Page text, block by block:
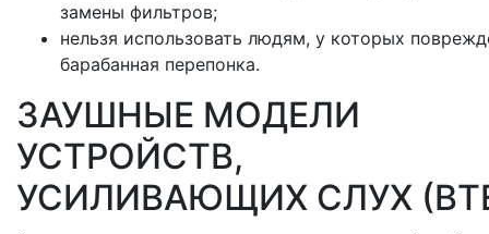
замены фильтров;
нельзя использовать людям, у которых
барабанная перепонка.
ЗАУШНЫЕ МОДЕЛИ
УСТРОЙСТВ,
УСИЛИВАЮЩИХ СЛУХ